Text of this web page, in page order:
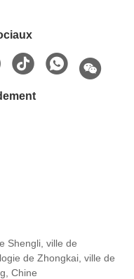
Shengli, ville de
de Zhongkai, ville de
Chine